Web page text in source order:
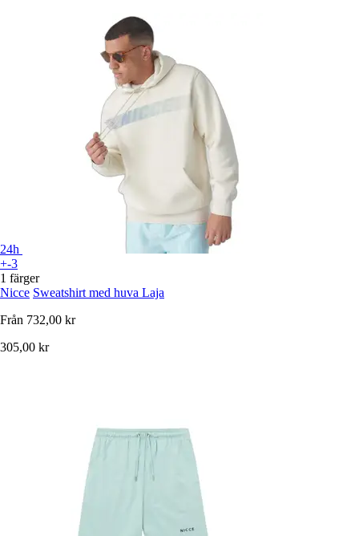
24h
+-3
1 färger
Nicce Sweatshirt med huva Laja
Från 732,00 kr
305,00 kr